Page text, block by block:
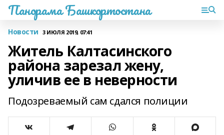
Панорама Башкортостана
Новости 3 ИЮЛЯ 2019, 07:41
Житель Калтасинского
района зарезал жену,
уличив ее в неверности
Подозреваемый сам сдался полиции